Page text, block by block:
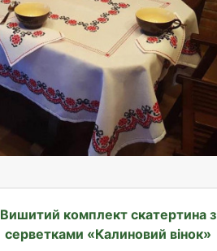
Вишитий комплект скатертина з
серветками «Калиновий вінок»